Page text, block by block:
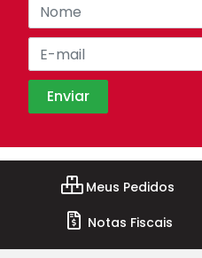
Meus Pedidos
Notas Fiscais